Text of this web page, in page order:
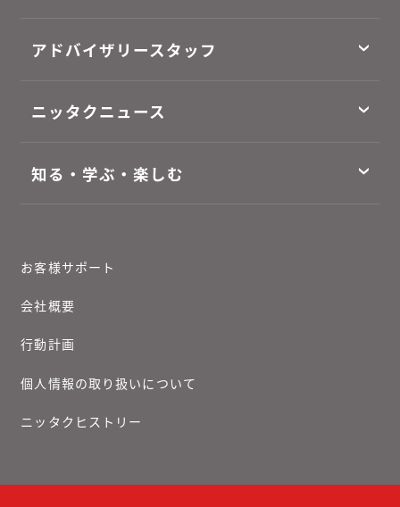
アドバイザリースタッフ
ニッタクニュース
知る・学ぶ・楽しむ
お客様サポート
会社概要
行動計画
個人情報の取り扱いについて
ニッタクヒストリー